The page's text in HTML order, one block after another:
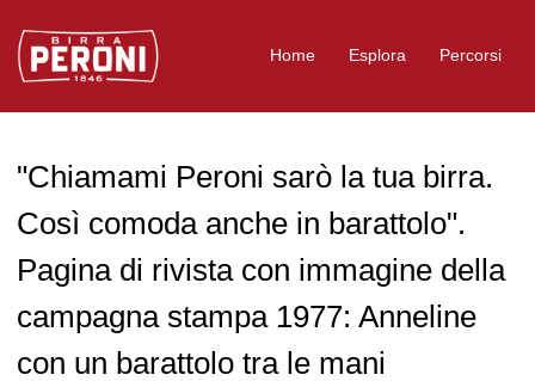
Logo Birra Peroni
Home Esplora Percorsi
"Chiamami Peroni sarò la tua birra.
Così comoda anche in barattolo".
Pagina di rivista con immagine della
campagna stampa 1977: Anneline
con un barattolo tra le mani